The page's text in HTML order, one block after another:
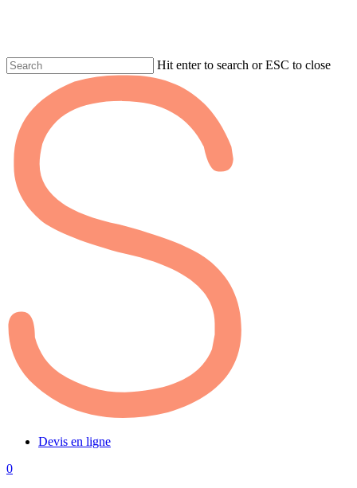
content
Hit enter to search or ESC to close
recherche
Devis en ligne
0